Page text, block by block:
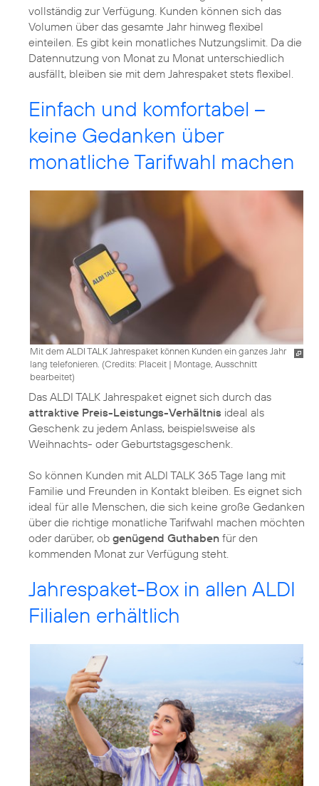
vollständig zur Verfügung. Kunden können sich das
Volumen über das gesamte Jahr hinweg flexibel
einteilen. Es gibt kein monatliches Nutzungslimit. Da die
Datennutzung von Monat zu Monat unterschiedlich
ausfällt, bleiben sie mit dem Jahrespaket stets flexibel.
Einfach und komfortabel –
keine Gedanken über
monatliche Tarifwahl machen
Mit dem ALDI TALK Jahrespaket können Kunden ein ganzes Jahr
lang telefonieren. (Credits: Placeit | Montage, Ausschnitt
bearbeitet)
Das ALDI TALK Jahrespaket eignet sich durch das
attraktive Preis-Leistungs-Verhältnis ideal als
Geschenk zu jedem Anlass, beispielsweise als
Weihnachts- oder Geburtstagsgeschenk.
So können Kunden mit ALDI TALK 365 Tage lang mit
Familie und Freunden in Kontakt bleiben. Es eignet sich
ideal für alle Menschen, die sich keine große Gedanken
über die richtige monatliche Tarifwahl machen möchten
oder darüber, ob genügend Guthaben für den
kommenden Monat zur Verfügung steht.
Jahrespaket-Box in allen ALDI
Filialen erhältlich